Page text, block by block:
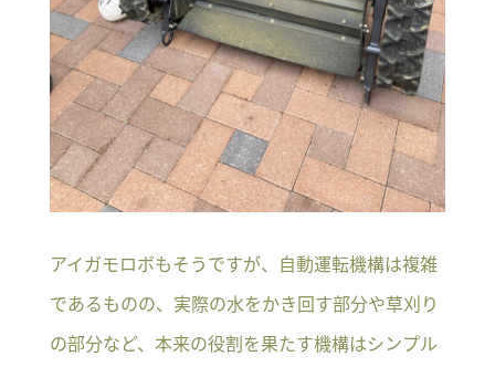
アイガモロボもそうですが、自動運転機構は複雑
であるものの、実際の水をかき回す部分や草刈り
の部分など、本来の役割を果たす機構はシンプル